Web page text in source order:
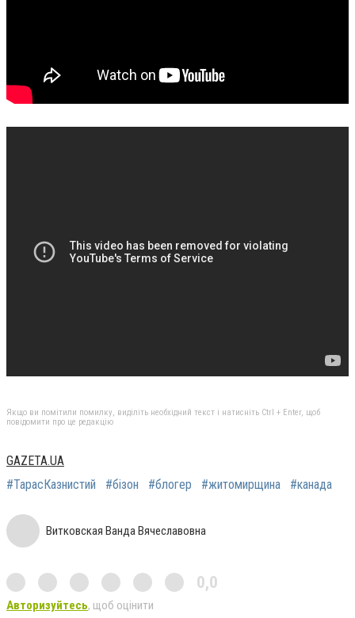
Якщо ви помітили помилку, виділіть необхідний текст і натисніть Ctrl + Enter, щоб
повідомити про це редакцію
GAZETA.UA
#ТарасКазнистий
#бізон #блогер #житомирщина #канада
Витковская Ванда Вячеславовна
0,0
Авторизуйтесь, щоб оцінити